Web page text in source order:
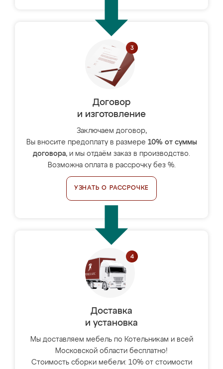
Договор
и изготовление
Заключаем договор,
Вы вносите предоплату в размере 10% от суммы
договора, и мы отдаём заказ в производство.
Возможна оплата в рассрочку без %.
УЗНАТЬ О РАССРОЧКЕ
Доставка
и установка
Мы доставляем мебель по Котельникам и всей
Московской области бесплатно!
Стоимость сборки мебели: 10% от стоимости